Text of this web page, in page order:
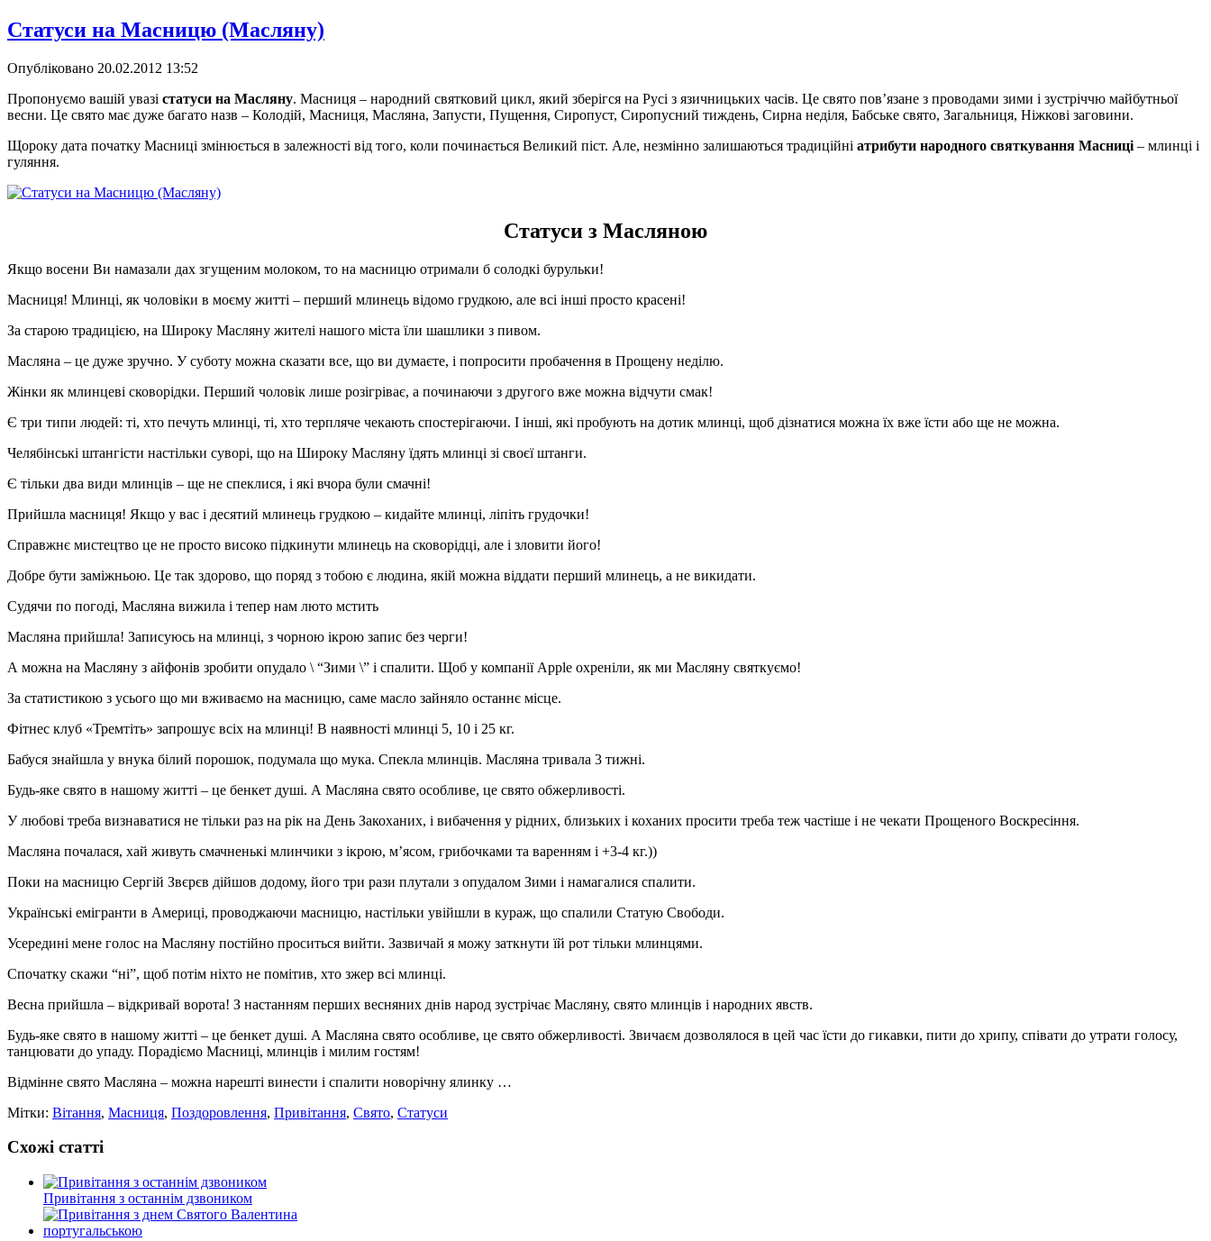
Статуси на Масницю (Масляну)
Опубліковано 20.02.2012 13:52
Пропонуємо вашій увазі статуси на Масляну. Масниця – народний святковий цикл, який зберігся на Русі з язичницьких часів. Це свято пов’язане з проводами зими і зустріччю майбутньої
весни. Це свято має дуже багато назв – Колодій, Масниця, Масляна, Запусти, Пущення, Сиропуст, Сиропусний тиждень, Сирна неділя, Бабське свято, Загальниця, Ніжкові заговини.
Щороку дата початку Масниці змінюється в залежності від того, коли починається Великий піст. Але, незмінно залишаються традиційні атрибути народного святкування Масниці – млинці і
гуляння.
Статуси з Масляною
Якщо восени Ви намазали дах згущеним молоком, то на масницю отримали б солодкі бурульки!
Масниця! Млинці, як чоловіки в моєму житті – перший млинець відомо грудкою, але всі інші просто красені!
За старою традицією, на Широку Масляну жителі нашого міста їли шашлики з пивом.
Масляна – це дуже зручно. У суботу можна сказати все, що ви думаєте, і попросити пробачення в Прощену неділю.
Жінки як млинцеві сковорідки. Перший чоловік лише розігріває, а починаючи з другого вже можна відчути смак!
Є три типи людей: ті, хто печуть млинці, ті, хто терпляче чекають спостерігаючи. І інші, які пробують на дотик млинці, щоб дізнатися можна їх вже їсти або ще не можна.
Челябінські штангісти настільки суворі, що на Широку Масляну їдять млинці зі своєї штанги.
Є тільки два види млинців – ще не спеклися, і які вчора були смачні!
Прийшла масниця! Якщо у вас і десятий млинець грудкою – кидайте млинці, ліпіть грудочки!
Справжнє мистецтво це не просто високо підкинути млинець на сковорідці, але і зловити його!
Добре бути заміжньою. Це так здорово, що поряд з тобою є людина, якій можна віддати перший млинець, а не викидати.
Судячи по погоді, Масляна вижила і тепер нам люто мстить
Масляна прийшла! Записуюсь на млинці, з чорною ікрою запис без черги!
А можна на Масляну з айфонів зробити опудало \ “Зими \” і спалити. Щоб у компанії Apple охреніли, як ми Масляну святкуємо!
За статистикою з усього що ми вживаємо на масницю, саме масло зайняло останнє місце.
Фітнес клуб «Тремтіть» запрошує всіх на млинці! В наявності млинці 5, 10 і 25 кг.
Бабуся знайшла у внука білий порошок, подумала що мука. Спекла млинців. Масляна тривала 3 тижні.
Будь-яке свято в нашому житті – це бенкет душі. А Масляна свято особливе, це свято обжерливості.
У любові треба визнаватися не тільки раз на рік на День Закоханих, і вибачення у рідних, близьких і коханих просити треба теж частіше і не чекати Прощеного Воскресіння.
Масляна почалася, хай живуть смачненькі млинчики з ікрою, м’ясом, грибочками та варенням і +3-4 кг.))
Поки на масницю Сергій Звєрєв дійшов додому, його три рази плутали з опудалом Зими і намагалися спалити.
Українські емігранти в Америці, проводжаючи масницю, настільки увійшли в кураж, що спалили Статую Свободи.
Усередині мене голос на Масляну постійно проситься вийти. Зазвичай я можу заткнути їй рот тільки млинцями.
Спочатку скажи “ні”, щоб потім ніхто не помітив, хто зжер всі млинці.
Весна прийшла – відкривай ворота! З настанням перших весняних днів народ зустрічає Масляну, свято млинців і народних явств.
Будь-яке свято в нашому житті – це бенкет душі. А Масляна свято особливе, це свято обжерливості. Звичаєм дозволялося в цей час їсти до гикавки, пити до хрипу, співати до утрати голосу,
танцювати до упаду. Порадіємо Масниці, млинців і милим гостям!
Відмінне свято Масляна – можна нарешті винести і спалити новорічну ялинку …
Мітки: Вітання, Масниця, Поздоровлення, Привітання, Свято, Статуси
Схожі статті
Привітання з останнім дзвоником